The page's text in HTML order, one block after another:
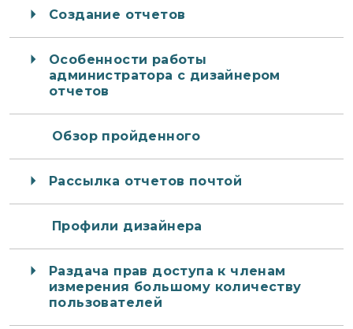
Создание отчетов
Особенности работы
администратора с дизайнером
отчетов
Обзор пройденного
Рассылка отчетов почтой
Профили дизайнера
Раздача прав доступа к членам
измерения большому количеству
пользователей